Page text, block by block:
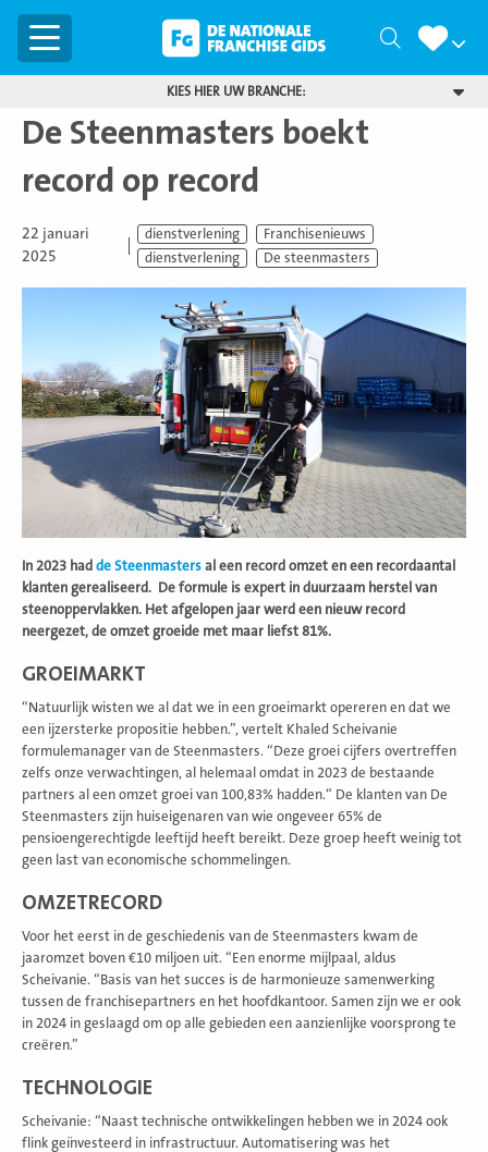
Menu Zoeken
KIES HIER UW BRANCHE:
De Steenmasters boekt
record op record
22 januari
2025
dienstverlening
Franchisenieuws
dienstverlening
De steenmasters
In 2023 had de Steenmasters al een record omzet en een recordaantal
klanten gerealiseerd. De formule is expert in duurzaam herstel van
steenoppervlakken. Het afgelopen jaar werd een nieuw record
neergezet, de omzet groeide met maar liefst 81%.
GROEIMARKT
“Natuurlijk wisten we al dat we in een groeimarkt opereren en dat we
een ijzersterke propositie hebben.”, vertelt Khaled Scheivanie
formulemanager van de Steenmasters. “Deze groei cijfers overtreffen
zelfs onze verwachtingen, al helemaal omdat in 2023 de bestaande
partners al een omzet groei van 100,83% hadden.“ De klanten van De
Steenmasters zijn huiseigenaren van wie ongeveer 65% de
pensioengerechtigde leeftijd heeft bereikt. Deze groep heeft weinig tot
geen last van economische schommelingen.
OMZETRECORD
Voor het eerst in de geschiedenis van de Steenmasters kwam de
jaaromzet boven €10 miljoen uit. “Een enorme mijlpaal, aldus
Scheivanie. “Basis van het succes is de harmonieuze samenwerking
tussen de franchisepartners en het hoofdkantoor. Samen zijn we er ook
in 2024 in geslaagd om op alle gebieden een aanzienlijke voorsprong te
creëren.”
TECHNOLOGIE
Scheivanie: “Naast technische ontwikkelingen hebben we in 2024 ook
flink geïnvesteerd in infrastructuur. Automatisering was het